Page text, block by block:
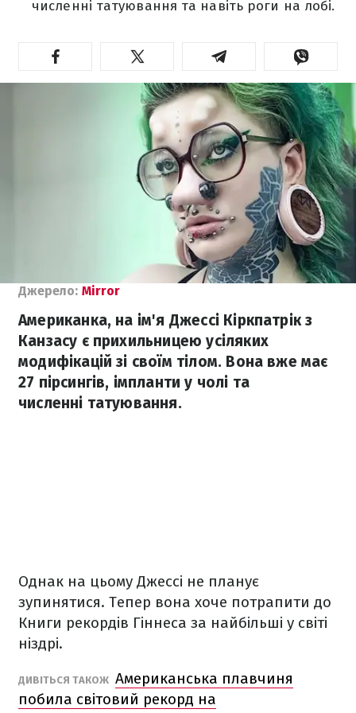
численні татуювання та навіть роги на лобі.
Джерело: Mirror
Американка, на ім'я Джессі Кіркпатрік з
Канзасу є прихильницею усіляких
модифікацій зі своїм тілом. Вона вже має
27 пірсингів, імпланти у чолі та
численні татуювання.
Однак на цьому Джессі не планує
зупинятися. Тепер вона хоче потрапити до
Книги рекордів Гіннеса за найбільші у світі
ніздрі.
ДИВІТЬСЯ ТАКОЖ Американська плавчиня
побила світовий рекорд на